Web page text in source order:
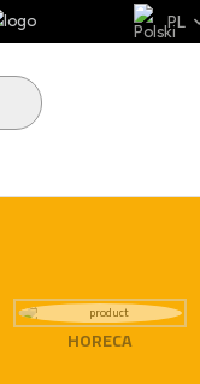
PL
HORECA